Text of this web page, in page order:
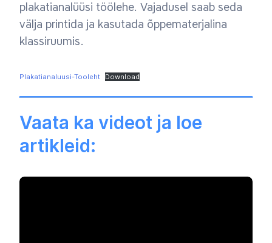
plakatianalüüsi töölehe. Vajadusel saab seda
välja printida ja kasutada õppematerjalina
klassiruumis.
Plakatianaluusi-Tooleht Download
Vaata ka videot ja loe
artikleid: